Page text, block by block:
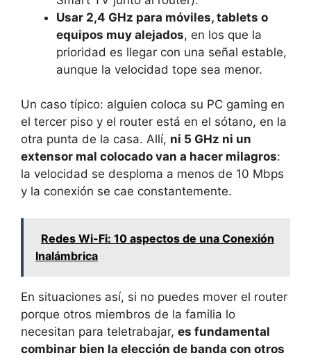
Usar 2,4 GHz para móviles, tablets o
equipos muy alejados, en los que la
prioridad es llegar con una señal estable,
aunque la velocidad tope sea menor.
Un caso típico: alguien coloca su PC gaming en
el tercer piso y el router está en el sótano, en la
otra punta de la casa. Allí, ni 5 GHz ni un
extensor mal colocado van a hacer milagros:
la velocidad se desploma a menos de 10 Mbps
y la conexión se cae constantemente.
Redes Wi-Fi: 10 aspectos de una Conexión
Inalámbrica
En situaciones así, si no puedes mover el router
porque otros miembros de la familia lo
necesitan para teletrabajar, es fundamental
combinar bien la elección de banda con otros